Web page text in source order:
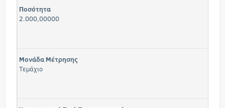
Ποσότητα
2.000,00000
Μονάδα Μέτρησης
Τεμάχιο